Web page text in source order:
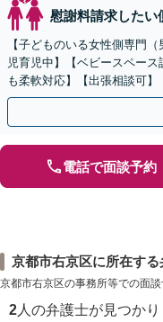
慰謝料請求したい
【子どものいる女性側専門
児育児中】【ベビースペー
も柔軟対応】【出張相談可】
電話で面談予約
京都市右京区に所在する
京都市右京区の事務所等での面談
2 人の弁護士が見つかり